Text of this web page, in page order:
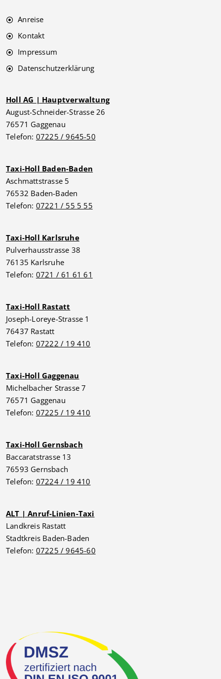
Anreise
Kontakt
Impressum
Datenschutzerklärung
Holl AG | Hauptverwaltung
August-Schneider-Strasse 26
76571 Gaggenau
Telefon: 07225 / 9645-50
Taxi-Holl Baden-Baden
Aschmattstrasse 5
76532 Baden-Baden
Telefon: 07221 / 55 5 55
Taxi-Holl Karlsruhe
Pulverhausstrasse 38
76135 Karlsruhe
Telefon: 0721 / 61 61 61
Taxi-Holl Rastatt
Joseph-Loreye-Strasse 1
76437 Rastatt
Telefon: 07222 / 19 410
Taxi-Holl Gaggenau
Michelbacher Strasse 7
76571 Gaggenau
Telefon: 07225 / 19 410
Taxi-Holl Gernsbach
Baccaratstrasse 13
76593 Gernsbach
Telefon: 07224 / 19 410
ALT | Anruf-Linien-Taxi
Landkreis Rastatt
Stadtkreis Baden-Baden
Telefon: 07225 / 9645-60